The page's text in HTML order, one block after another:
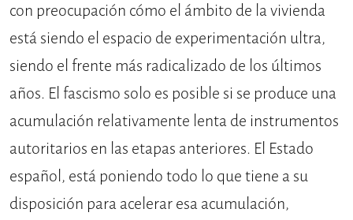
con preocupación cómo el ámbito de la vivienda
está siendo el espacio de experimentación ultra,
siendo el frente más radicalizado de los últimos
años. El fascismo solo es posible si se produce una
acumulación relativamente lenta de instrumentos
autoritarios en las etapas anteriores. El Estado
español, está poniendo todo lo que tiene a su
disposición para acelerar esa acumulación,